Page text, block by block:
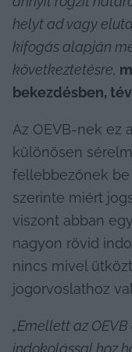
helyt ad vagy
kifogás alapján
következtetésre,
bekezdésben,
Az OEVB-nek ez
különösen
fellebbezőnek
szerinte miért
viszont abban
nagyon rövid
nincs mivel
jogorvoslathoz
„Emellett az
indokolással hoz